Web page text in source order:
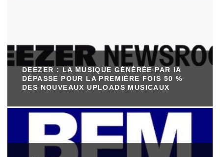
DEEZER : LA MUSIQUE GÉNÉRÉE PAR IA
DÉPASSE POUR LA PREMIÈRE FOIS 50 %
DES NOUVEAUX UPLOADS MUSICAUX